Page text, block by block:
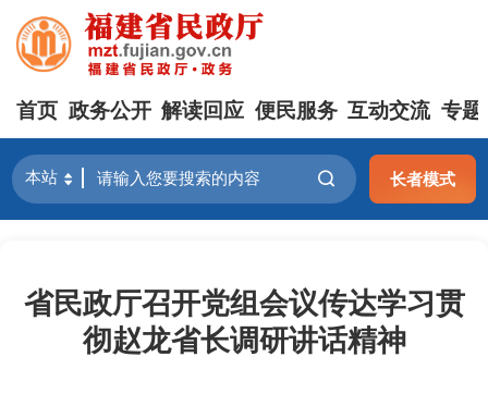
首页 政务公开 解读回应 便民服务 互动交流 专题
长者模式
省民政厅召开党组会议传达学习贯
彻赵龙省长调研讲话精神